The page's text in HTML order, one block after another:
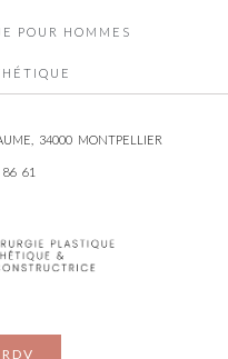
POUR HOMMES
34000 MONTPELLIER
61